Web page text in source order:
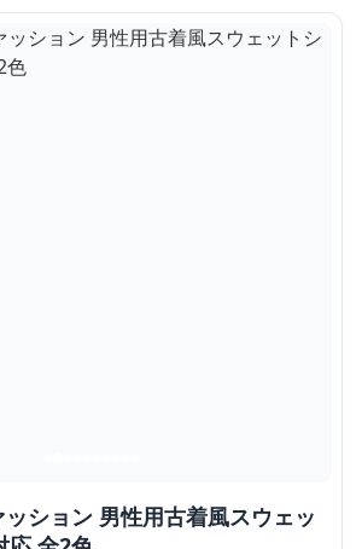
ション 男性用古着風スウェッ